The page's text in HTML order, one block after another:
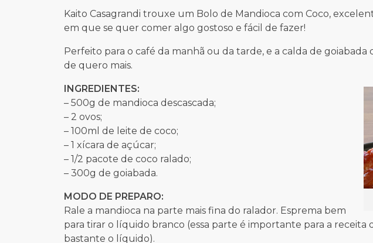
Kaito Casagrandi trouxe um Bolo de Mandioca com Coco,
em que se quer comer algo gostoso e fácil de fazer!
Perfeito para o café da manhã ou da tarde, e a calda de
de quero mais.
INGREDIENTES:
– 500g de mandioca descascada;
– 2 ovos;
– 100ml de leite de coco;
– 1 xícara de açúcar;
– 1/2 pacote de coco ralado;
– 300g de goiabada.
MODO DE PREPARO:
Rale a mandioca na parte mais fina do ralador. Esprema bem
para tirar o líquido branco (essa parte é importante para a receita
bastante o líquido).